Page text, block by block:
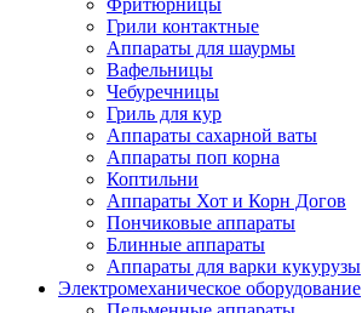
Фритюрницы
Грили контактные
Аппараты для шаурмы
Вафельницы
Чебуречницы
Гриль для кур
Аппараты сахарной ваты
Аппараты поп корна
Коптильни
Аппараты Хот и Корн Догов
Пончиковые аппараты
Блинные аппараты
Аппараты для варки кукурузы
Электромеханическое оборудование